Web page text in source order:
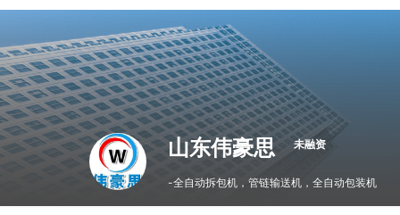
山东伟豪思 未融资
-全自动拆包机，管链输送机，全自动包装机